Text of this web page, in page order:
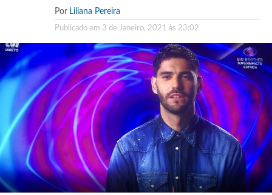
Por Liliana Pereira
Publicado em 3 de Janeiro, 2021 às 23:02